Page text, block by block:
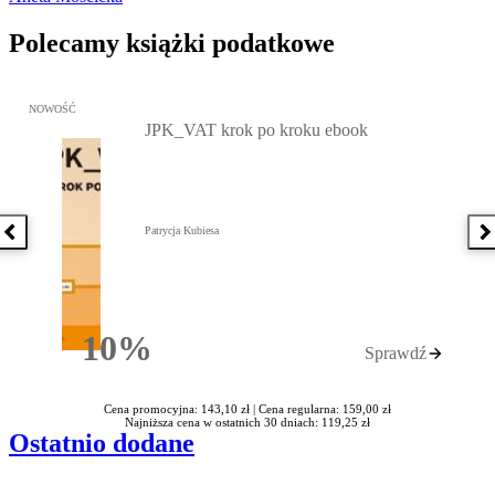
Polecamy książki podatkowe
Poprzednia książka
Przejdź do: JPK_VAT krok po kroku ebook, Patrycja Kubiesa -
NOWOŚĆ
10%Rabatu
JPK_VAT krok po kroku ebook
Patrycja Kubiesa
Sprawdź
Cena promocyjna: 143,10 zł | Cena regularna: 159,00 zł
Najniższa cena w ostatnich 30 dniach: 119,25 zł
Ostatnio dodane